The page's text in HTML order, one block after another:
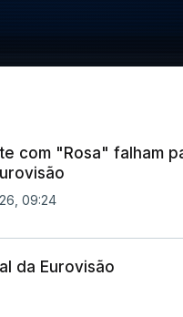
com "Rosa" falham
09:24
da Eurovisão